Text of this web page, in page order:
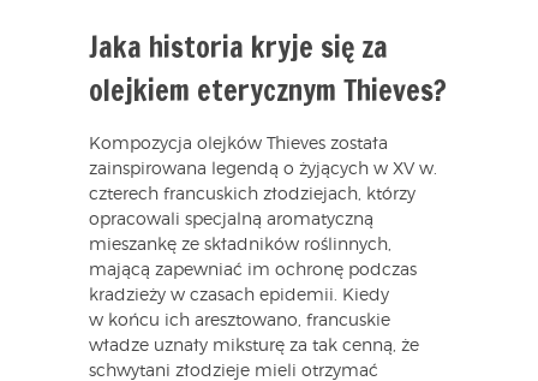
Jaka historia kryje się za
olejkiem eterycznym Thieves?
Kompozycja olejków Thieves została
zainspirowana legendą o żyjących w XV w.
czterech francuskich złodziejach, którzy
opracowali specjalną aromatyczną
mieszankę ze składników roślinnych,
mającą zapewniać im ochronę podczas
kradzieży w czasach epidemii. Kiedy
w końcu ich aresztowano, francuskie
władze uznały miksturę za tak cenną, że
schwytani złodzieje mieli otrzymać